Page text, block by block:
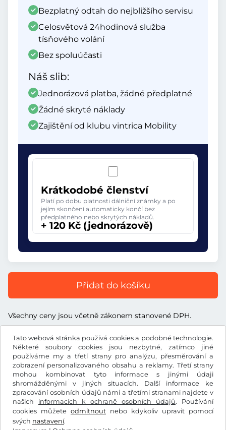
Tato webová stránka používá cookies a podobné technologie.
Některé soubory cookies jsou nezbytné, zatímco jiné
používáme my a třetí strany pro analýzu, přesměrování a
zobrazení personalizovaného obsahu a reklamy. Třetí strany
mohou kombinovat tyto informace s jinými údaji
shromážděnými v jiných situacích. Další informace ke
zpracování osobních údajů námi a třetími stranami najdete v
našich informacích k ochraně osobních údajů. Používání
cookies můžete odmítnout nebo kdykoliv upravit pomocí
svých nastavení.
Bezplatný odtah do nejbližšího servisu
Celosvětová 24hodinová služba
tísňového volání
Bez spoluúčasti
Náš slib:
Jednorázová platba, žádné předplatné
Žádné skryté náklady
Zajištění od klubu vintrica Mobility
Krátkodobé členství
Platí po dobu platnosti dálniční známky a po
jejím skončení automaticky končí bez
předplatného nebo skrytých nákladů.
+ 120 Kč (jednorázově)
Přidat do košíku
Všechny ceny jsou včetně zákonem stanovené DPH.
KčCZK
Facebook Instagram
Všeobecné obchodní podmínky / Právo na odstoupení od